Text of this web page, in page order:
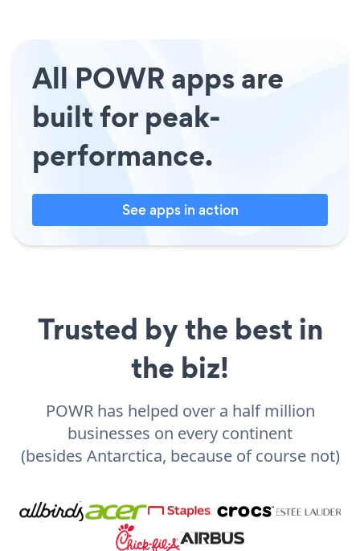
All POWR apps are
built for peak-
performance.
See apps in action
Trusted by the best in
the biz!
POWR has helped over a half million
businesses on every continent
(besides Antarctica, because of course not)